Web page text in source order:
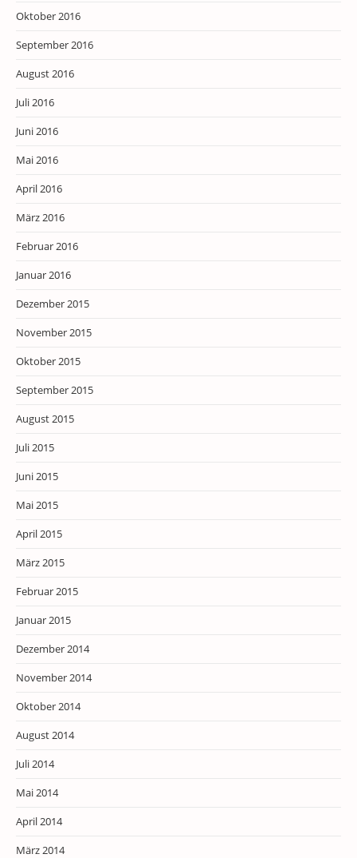
Oktober 2016
September 2016
August 2016
Juli 2016
Juni 2016
Mai 2016
April 2016
März 2016
Februar 2016
Januar 2016
Dezember 2015
November 2015
Oktober 2015
September 2015
August 2015
Juli 2015
Juni 2015
Mai 2015
April 2015
März 2015
Februar 2015
Januar 2015
Dezember 2014
November 2014
Oktober 2014
August 2014
Juli 2014
Mai 2014
April 2014
März 2014